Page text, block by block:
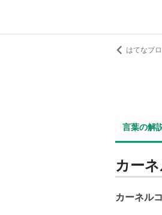
はてなブ
言葉の解
カー
カーネル